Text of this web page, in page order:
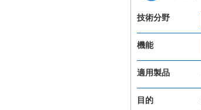
技術分野
機能
適用製品
目的